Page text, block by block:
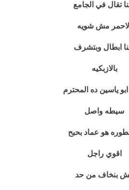
تقال في الجامع
الاحمر مش شويه
ابطال وبتشرف
بالازبكيه
ياسين ده المحترم
سيطه واصل
هو عماد بحبح
اقوي راجل
بنخاف من حد